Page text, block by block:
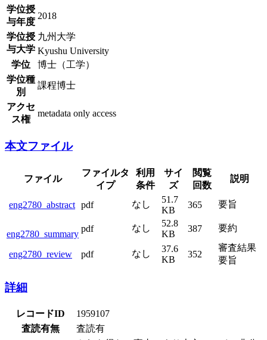
学位授
与年度
2018
学位授
与大学
九州大学
Kyushu University
学位
博士（工学）
学位種
別
課程博士
アクセ
ス権
metadata only access
本文ファイル
ファイル
ファイルタ
イプ
利用
条件
サイ
ズ
閲覧
回数
説明
eng2780_abstract pdf なし
51.7
KB
365 要旨
eng2780_summary
pdf なし
52.8
KB
387 要約
eng2780_review pdf なし
37.6
KB
352
審査結果
要旨
詳細
レコードID
1959107
査読有無
査読有